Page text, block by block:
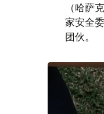
（哈萨
家安全
团伙。